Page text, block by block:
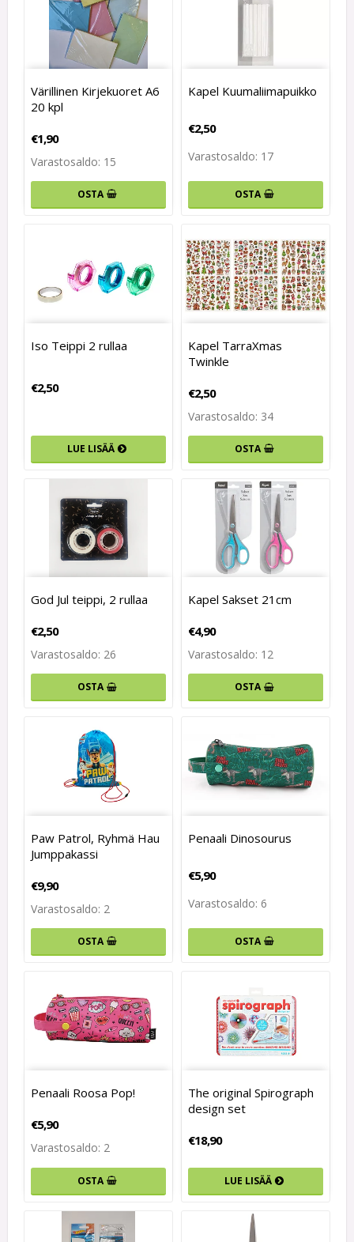
Värillinen Kirjekuoret A6
20 kpl
€1,90
Varastosaldo: 15
OSTA
Kapel Kuumaliimapuikko
€2,50
Varastosaldo: 17
OSTA
Iso Teippi 2 rullaa
€2,50
LUE LISÄÄ
Kapel TarraXmas
Twinkle
€2,50
Varastosaldo: 34
OSTA
God Jul teippi, 2 rullaa
€2,50
Varastosaldo: 26
OSTA
Kapel Sakset 21cm
€4,90
Varastosaldo: 12
OSTA
Paw Patrol, Ryhmä Hau
Jumppakassi
€9,90
Varastosaldo: 2
OSTA
Penaali Dinosourus
€5,90
Varastosaldo: 6
OSTA
Penaali Roosa Pop!
€5,90
Varastosaldo: 2
OSTA
The original Spirograph
design set
€18,90
LUE LISÄÄ